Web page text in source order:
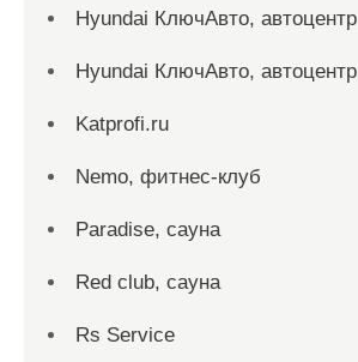
Hyundai КлючАвто, автоцентр
Hyundai КлючАвто, автоцентр
Katprofi.ru
Nemo, фитнес-клуб
Paradise, сауна
Red сlub, сауна
Rs Service